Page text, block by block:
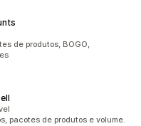
de produtos, BOGO,
pacotes de produtos e volume.